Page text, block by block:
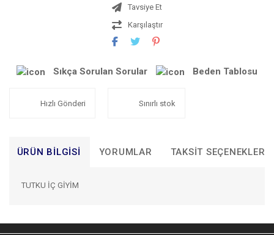
Tavsiye Et
Karşılaştır
Sıkça Sorulan Sorular Beden Tablosu
Hızlı Gönderi Sınırlı stok
ÜRÜN BILGISI YORUMLAR TAKSIT SEÇENEKLERI
TUTKU İÇ GİYİM
Bu ürünün fiyat bilgisi, resim, ürün açıklamalarında ve diğer